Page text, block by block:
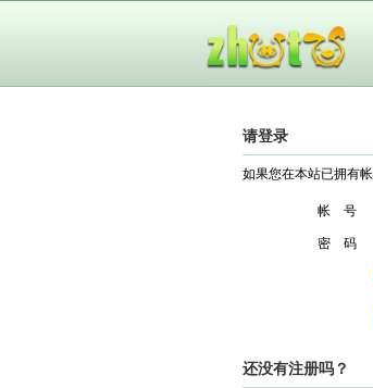
请登录
如果您在本站已拥有
帐 号
密 码
还没有注册吗？